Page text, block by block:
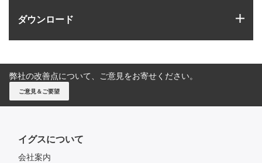
ダウンロード
弊社の改善点について、ご意見をお寄せください。
ご意見＆ご要望
イグスについて
会社案内